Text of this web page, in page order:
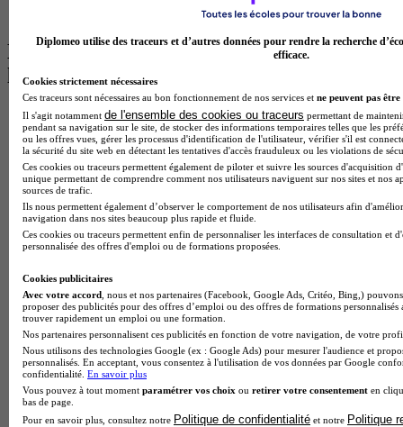
Les intitulés de diplôme par alternance
les plus recherchés
BTS Esf en alternance
BTS Dietetique en alternance
BTS Mco en alternance
BTS Pi en alternance
BTS Sp3s en alternance
Master CCA en alternance
BTS Ndrc en alternance
BTS Sam en alternance
Cap Fleuriste en alternance
MSc Marketing Digital en alternance
BTS Gpme en alternance
Cap Electricien en alternance
BTS Gpn en alternance
BTS Domotique en alternance
BAC Pro Agora en alternance
BTS Sta en alternance
BTS Iris en alternance
BTS Tpl en alternance
BTS Ati en alternance
Diplomeo utilise des traceurs et d’autres données pour rendre la recherche
efficace.
Cookies strictement nécessaires
Ces traceurs sont nécessaires au bon fonctionnement de nos services et ne peuvent pas être
Il s'agit notamment de l'ensemble des cookies ou traceurs permettant de
pendant sa navigation sur le site, de stocker des informations temporaires telles que les
ou les offres vues, gérer les processus d'identification de l'utilisateur, vérifier s'il est
la sécurité du site web en détectant les tentatives d'accès frauduleux ou les violations de
Ces cookies ou traceurs permettent également de piloter et suivre les sources d'acquisition
unique permettant de comprendre comment nos utilisateurs naviguent sur nos sites et nos
sources de trafic.
Ils nous permettent également d’observer le comportement de nos utilisateurs afin
navigation dans nos sites beaucoup plus rapide et fluide.
Ces cookies ou traceurs permettent enfin de personnaliser les interfaces de consultation et
personnalisée des offres d'emploi ou de formations proposées.
Cookies publicitaires
Avec votre accord , nous et nos partenaires (Facebook, Google Ads, Critéo, Bing,)
proposer des publicités pour des offres d’emploi ou des offres de formations
trouver rapidement un emploi ou une formation.
Nos partenaires personnalisent ces publicités en fonction de votre navigation, de votre
Nous utilisons des technologies Google (ex : Google Ads) pour mesurer l'audience et
personnalisés. En acceptant, vous consentez à l'utilisation de vos données par Google
confidentialité. En savoir plus
Vous pouvez à tout moment paramétrer vos choix ou retirer votre consentement en
bas de page.
Pour en savoir plus, consultez notre Politique de confidentialité et notre Politique